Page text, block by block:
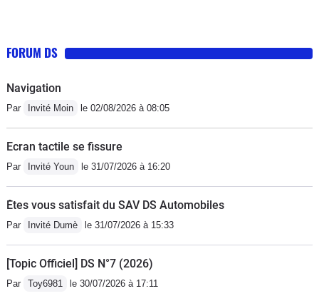
FORUM DS
Navigation
Par Invité Moin le 02/08/2026 à 08:05
Ecran tactile se fissure
Par Invité Youn le 31/07/2026 à 16:20
Êtes vous satisfait du SAV DS Automobiles
Par Invité Dumè le 31/07/2026 à 15:33
[Topic Officiel] DS N°7 (2026)
Par Toy6981 le 30/07/2026 à 17:11